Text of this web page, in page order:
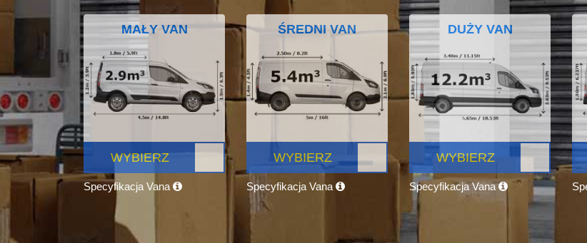
MAŁY VAN
WYBIERZ
Specyfikacja Vana
ŚREDNI VAN
WYBIERZ
Specyfikacja Vana
DUŻY VAN
WYBIERZ
Specyfikacja Vana